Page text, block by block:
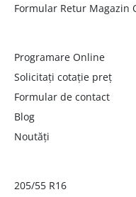
Formular Retur Magazin
Programare Online
Solicitați cotație preț
Formular de contact
Blog
Noutăți
205/55 R16